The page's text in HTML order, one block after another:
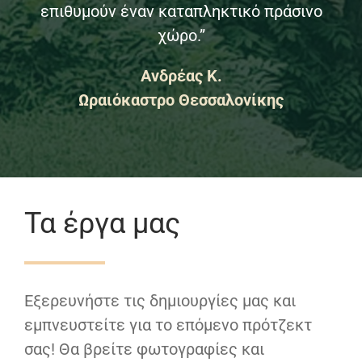
επιθυμούν έναν καταπληκτικό πράσινο
χώρο.”
Ανδρέας Κ.
Ωραιόκαστρο Θεσσαλονίκης
Τα έργα μας
Εξερευνήστε τις δημιουργίες μας και
εμπνευστείτε για το επόμενο πρότζεκτ
σας! Θα βρείτε φωτογραφίες και